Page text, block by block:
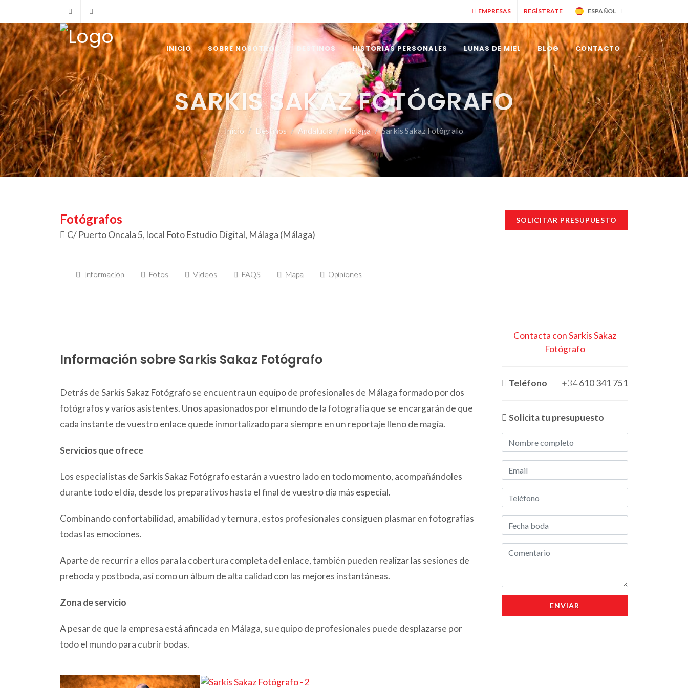
+34 902 365 000 EMPRESAS REGÍSTRATE ESPAÑOL
INICIO SOBRE NOSOTROS DESTINOS HISTORIAS PERSONALES LUNAS DE MIEL BLOG CONTACTO
SARKIS SAKAZ FOTÓGRAFO
Inicio Destinos Andalucía Málaga Sarkis Sakaz Fotógrafo
SOLICITAR PRESUPUESTO
Fotógrafos
C/ Puerto Oncala 5, local Foto Estudio Digital, Málaga (Málaga)
Información Fotos Videos FAQS Mapa Opiniones
Información sobre Sarkis Sakaz Fotógrafo
Detrás de Sarkis Sakaz Fotógrafo se encuentra un equipo de profesionales de Málaga formado por dos
fotógrafos y varios asistentes. Unos apasionados por el mundo de la fotografía que se encargarán de que
cada instante de vuestro enlace quede inmortalizado para siempre en un reportaje lleno de magia.
Servicios que ofrece
Los especialistas de Sarkis Sakaz Fotógrafo estarán a vuestro lado en todo momento, acompañándoles
durante todo el día, desde los preparativos hasta el final de vuestro día más especial.
Combinando confortabilidad, amabilidad y ternura, estos profesionales consiguen plasmar en fotografías
todas las emociones.
Aparte de recurrir a ellos para la cobertura completa del enlace, también pueden realizar las sesiones de
preboda y postboda, así como un álbum de alta calidad con las mejores instantáneas.
Zona de servicio
A pesar de que la empresa está afincada en Málaga, su equipo de profesionales puede desplazarse por
todo el mundo para cubrir bodas.
Contacta con Sarkis Sakaz
Fotógrafo
Teléfono +34610 341 751
Solicita tu presupuesto
ENVIAR